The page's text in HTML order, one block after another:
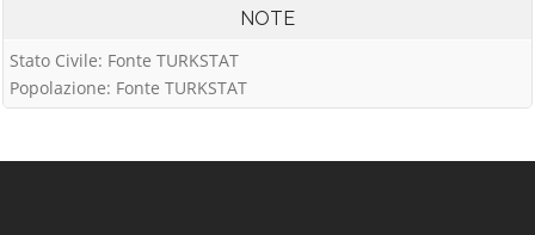
NOTE
Stato Civile: Fonte TURKSTAT
Popolazione: Fonte TURKSTAT